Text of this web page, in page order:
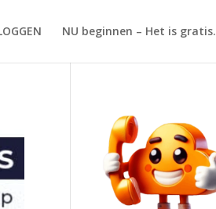
NU beginnen – Het is gratis.